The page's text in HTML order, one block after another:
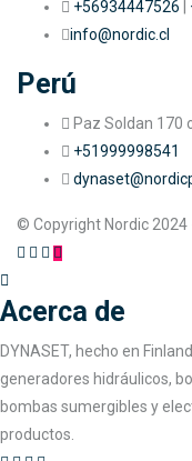
+56934447526 |
info@nordic.cl
Perú
Paz Soldan 170
+51999998541
© Copyright Nordic 2024
Acerca de
DYNASET, hecho en
generadores hidráulicos,
bombas sumergibles y
productos.